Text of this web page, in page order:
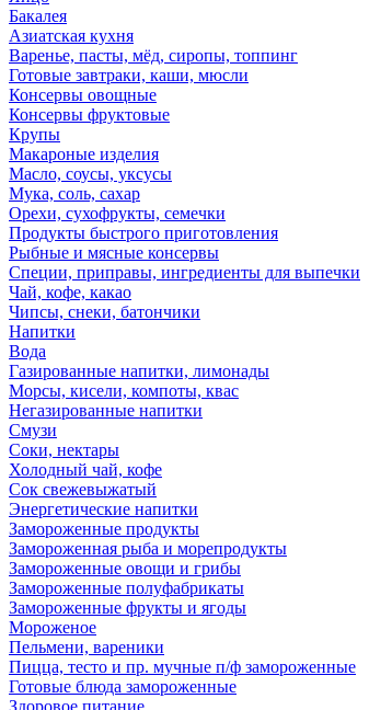
Бакалея
Азиатская кухня
Варенье, пасты, мёд, сиропы, топпинг
Готовые завтраки, каши, мюсли
Консервы овощные
Консервы фруктовые
Крупы
Макароные изделия
Масло, соусы, уксусы
Мука, соль, сахар
Орехи, сухофрукты, семечки
Продукты быстрого приготовления
Рыбные и мясные консервы
Специи, приправы, ингредиенты для выпечки
Чай, кофе, какао
Чипсы, снеки, батончики
Напитки
Вода
Газированные напитки, лимонады
Морсы, кисели, компоты, квас
Негазированные напитки
Смузи
Соки, нектары
Холодный чай, кофе
Сок свежевыжатый
Энергетические напитки
Замороженные продукты
Замороженная рыба и морепродукты
Замороженные овощи и грибы
Замороженные полуфабрикаты
Замороженные фрукты и ягоды
Мороженое
Пельмени, вареники
Пицца, тесто и пр. мучные п/ф замороженные
Готовые блюда замороженные
Здоровое питание